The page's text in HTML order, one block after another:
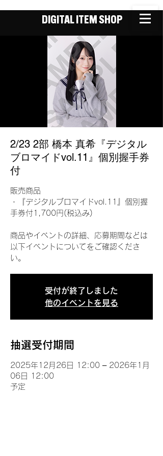
DIGITAL ITEM SHOP
2/23 2部 橋本 真希『デジタル
ブロマイドvol.11』個別握手券
付
販売商品
・『デジタルブロマイドvol.11』個別握
手券付1,700円(税込み)
商品やイベントの詳細、応募期間などは
以下イベントについてをご確認くださ
い。
受付が終了しました
他のイベントを見る
抽選受付期間
2025年12月26日 12:00 – 2026年1月
06日 12:00
予定